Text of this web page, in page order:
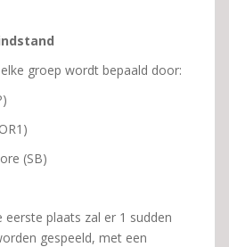
groep wordt bepaald door:
(SB)
plaats zal er 1 sudden
gespeeld, met een